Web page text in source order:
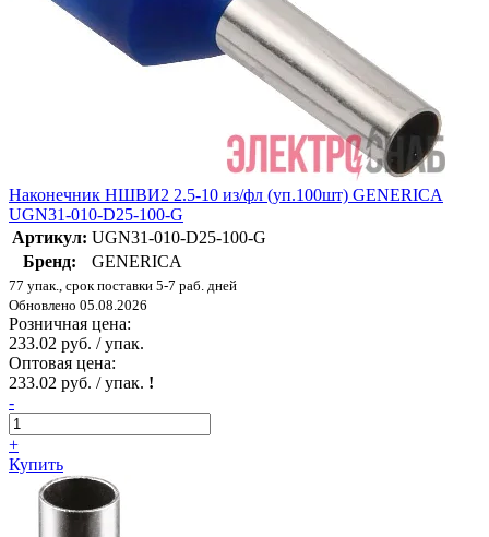
Наконечник НШВИ2 2.5-10 из/фл (уп.100шт) GENERICA
UGN31-010-D25-100-G
Артикул: UGN31-010-D25-100-G
Бренд:
GENERICA
77 упак., срок поставки 5-7 раб. дней
Обновлено 05.08.2026
Розничная цена:
233.02 руб. / упак.
Оптовая цена:
233.02 руб. / упак. !
-
+
Купить